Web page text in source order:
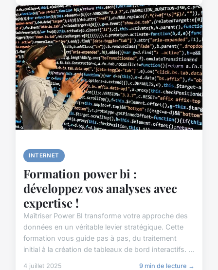
INTERNET
Formation power bi :
développez vos analyses avec
expertise !
Maîtriser Power BI transforme votre approche des
données en un véritable levier stratégique. Cette
formation vous guide pas à pas, du traitement
initial à la création de tableaux de bord interactifs. ...
4 juillet 2025 9 min de lecture →